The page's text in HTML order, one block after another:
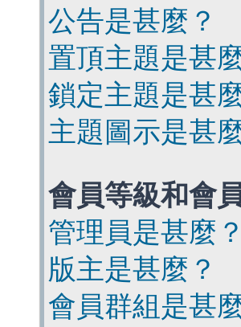
公告是甚麼？
置頂主題是甚
鎖定主題是甚
主題圖示是甚
會員等級和會
管理員是甚麼？
版主是甚麼？
會員群組是甚